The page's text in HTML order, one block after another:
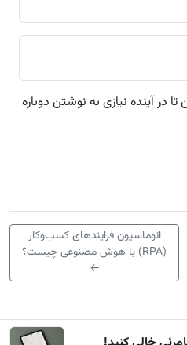
در آینده نیازی به نوشتن دوباره
اتوماسیون فرایندهای کسب‌وکار
(RPA) با هوش مصنوعی چیست؟
←